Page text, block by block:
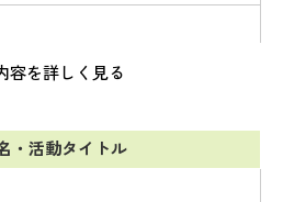
容を詳しく見る
・活動タイトル